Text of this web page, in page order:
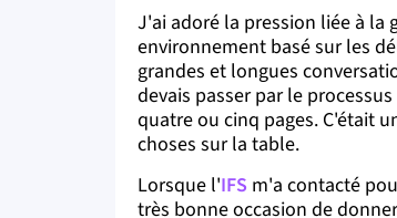
J'ai adoré la pression liée à
environnement basé sur les
grandes et longues
devais passer par le
quatre ou cinq pages. C'était
choses sur la table.
Lorsque l'IFS m'a contacté
très bonne occasion de